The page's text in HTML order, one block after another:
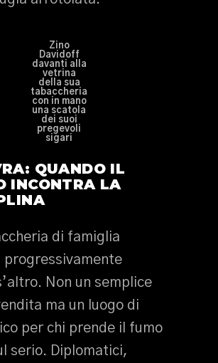
Zino
Davidoff
davanti alla
vetrina
della sua
tabaccheria
con in mano
una scatola
dei suoi
pregevoli
sigari
QUANDO IL
INCONTRA LA
di famiglia
progressivamente
Non un semplice
ma un luogo di
per chi prende il fumo
serio. Diplomatici,